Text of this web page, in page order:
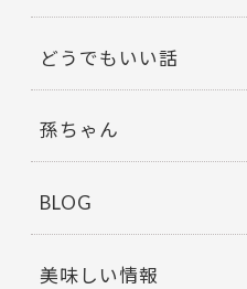
どうでもいい話
孫ちゃん
BLOG
美味しい情報